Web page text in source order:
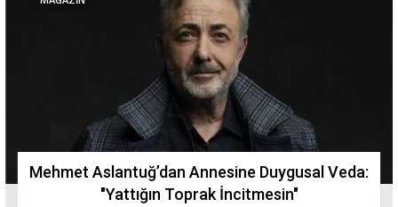
Mehmet Aslantuğ’dan Annesine Duygusal Veda:
"Yattığın Toprak İncitmesin"